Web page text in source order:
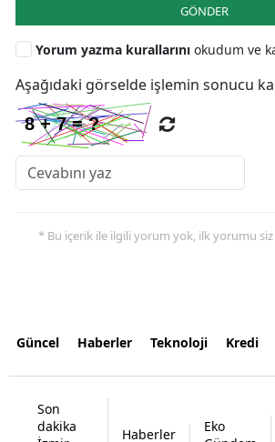
GÖNDER
Yorum yazma kurallarını okudum ve
Aşağıdaki görselde işlemin sonucu
* Bu içerik ile ilgili yorum yok, ilk yorumu siz
Güncel Haberler Teknoloji Kredi
Son
dakika
Haberler
Eko